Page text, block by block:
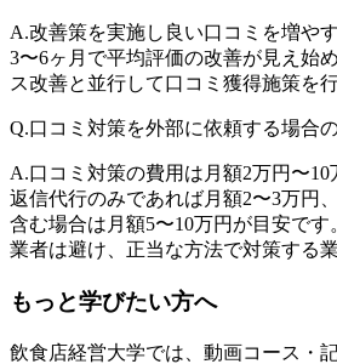
A.改善策を実施し良い口コミを増や
3〜6ヶ月で平均評価の改善が見え始
ス改善と並行して口コミ獲得施策を
Q.口コミ対策を外部に依頼する場合
A.口コミ対策の費用は月額2万円〜10
返信代行のみであれば月額2〜3万円
含む場合は月額5〜10万円が目安です
業者は避け、正当な方法で対策する
もっと学びたい方へ
飲食店経営大学では、動画コース・